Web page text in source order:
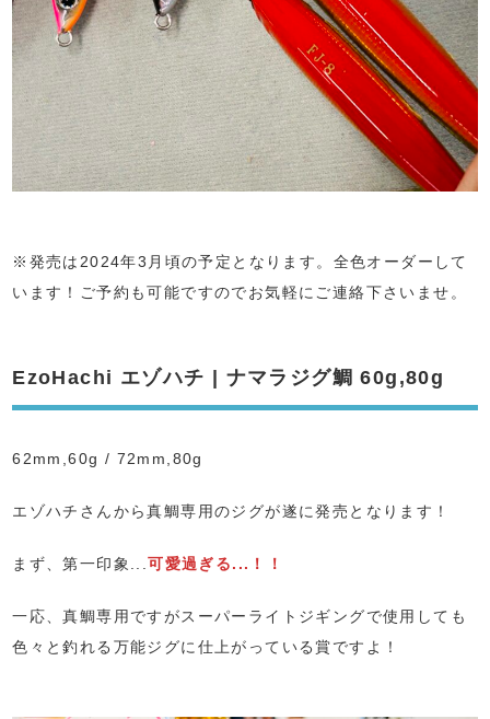
※発売は2024年3月頃の予定となります。全色オーダーして
います！ご予約も可能ですのでお気軽にご連絡下さいませ。
EzoHachi エゾハチ | ナマラジグ鯛 60g,80g
62mm,60g / 72mm,80g
エゾハチさんから真鯛専用のジグが遂に発売となります！
まず、第一印象...可愛過ぎる...！！
一応、真鯛専用ですがスーパーライトジギングで使用しても
色々と釣れる万能ジグに仕上がっている賞ですよ！